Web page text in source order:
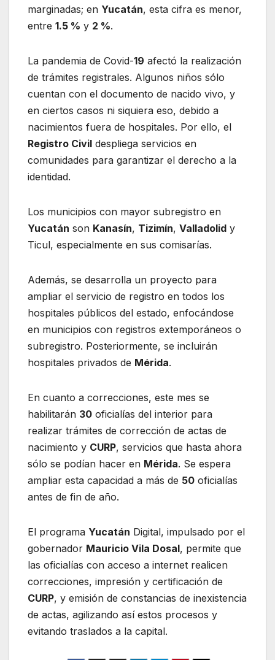
marginadas; en Yucatán, esta cifra es menor,
entre 1.5 % y 2 %.
La pandemia de Covid-19 afectó la realización
de trámites registrales. Algunos niños sólo
cuentan con el documento de nacido vivo, y
en ciertos casos ni siquiera eso, debido a
nacimientos fuera de hospitales. Por ello, el
Registro Civil despliega servicios en
comunidades para garantizar el derecho a la
identidad.
Los municipios con mayor subregistro en
Yucatán son Kanasín, Tizimín, Valladolid y
Ticul, especialmente en sus comisarías.
Además, se desarrolla un proyecto para
ampliar el servicio de registro en todos los
hospitales públicos del estado, enfocándose
en municipios con registros extemporáneos o
subregistro. Posteriormente, se incluirán
hospitales privados de Mérida.
En cuanto a correcciones, este mes se
habilitarán 30 oficialías del interior para
realizar trámites de corrección de actas de
nacimiento y CURP, servicios que hasta ahora
sólo se podían hacer en Mérida. Se espera
ampliar esta capacidad a más de 50 oficialías
antes de fin de año.
El programa Yucatán Digital, impulsado por el
gobernador Mauricio Vila Dosal, permite que
las oficialías con acceso a internet realicen
correcciones, impresión y certificación de
CURP, y emisión de constancias de inexistencia
de actas, agilizando así estos procesos y
evitando traslados a la capital.